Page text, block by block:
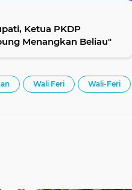
Ketua PKDP
Menangkan Beliau"
Wali Feri Wali-Feri